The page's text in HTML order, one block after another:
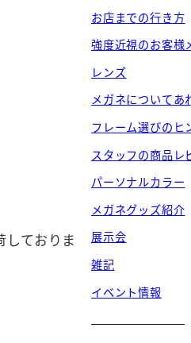
ておりま
お店までの行き方
強度近視のお客様
レンズ
メガネについてあ
フレーム選びのヒ
スタッフの商品レ
パーソナルカラー
メガネグッズ紹介
展示会
雑記
イベント情報